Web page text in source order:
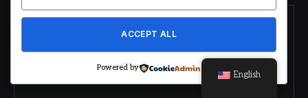
INSCREVA-SE PARA NOVIDADES
Receba as últimas notícias do Portal Angel Boss sobre
English
ACCEPT ALL
Powered by